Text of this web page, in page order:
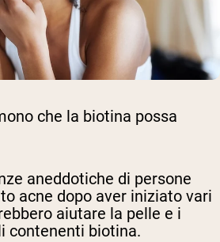
che la biotina possa
aneddotiche di persone
acne dopo aver iniziato vari
aiutare la pelle e i
contenenti biotina.